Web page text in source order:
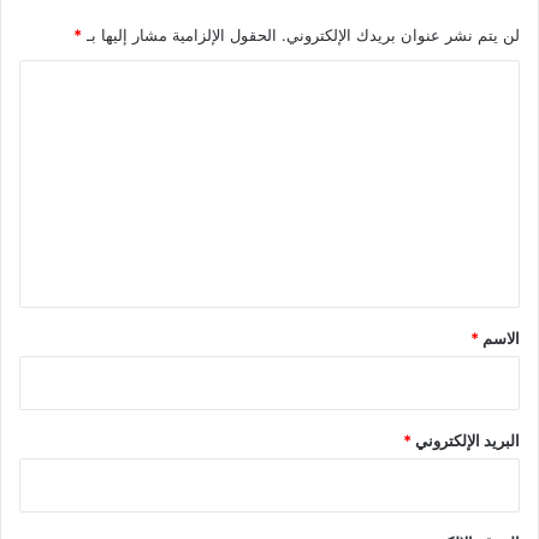
د
)
لن يتم نشر عنوان بريدك الإلكتروني. الحقول الإلزامية مشار إليها بـ *
*
الاسم *
البريد الإلكتروني*